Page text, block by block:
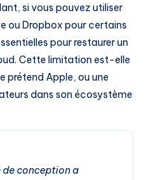
si vous pouvez utiliser
ou Dropbox pour certains
pour restaurer un
Cette limitation est-elle
prétend Apple, ou une
dans son écosystème
conception a